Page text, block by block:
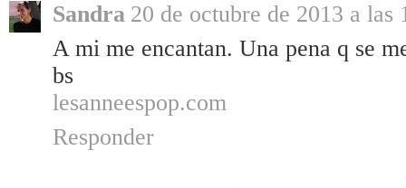
Sandra 20 de octubre de 2013 a las
A mi me encantan. Una pena q se
bs
lesanneespop.com
Responder